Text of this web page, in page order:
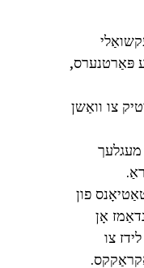
פּאַרטנערס,
צו וואַשן
מעגלעך
פון
אָן
לידז צו